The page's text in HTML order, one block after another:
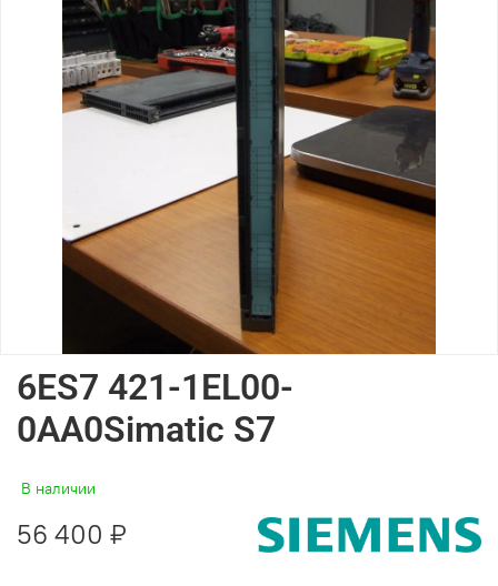
6ES7 421-1EL00-
0AA0Simatic S7
В наличии
56 400 ₽